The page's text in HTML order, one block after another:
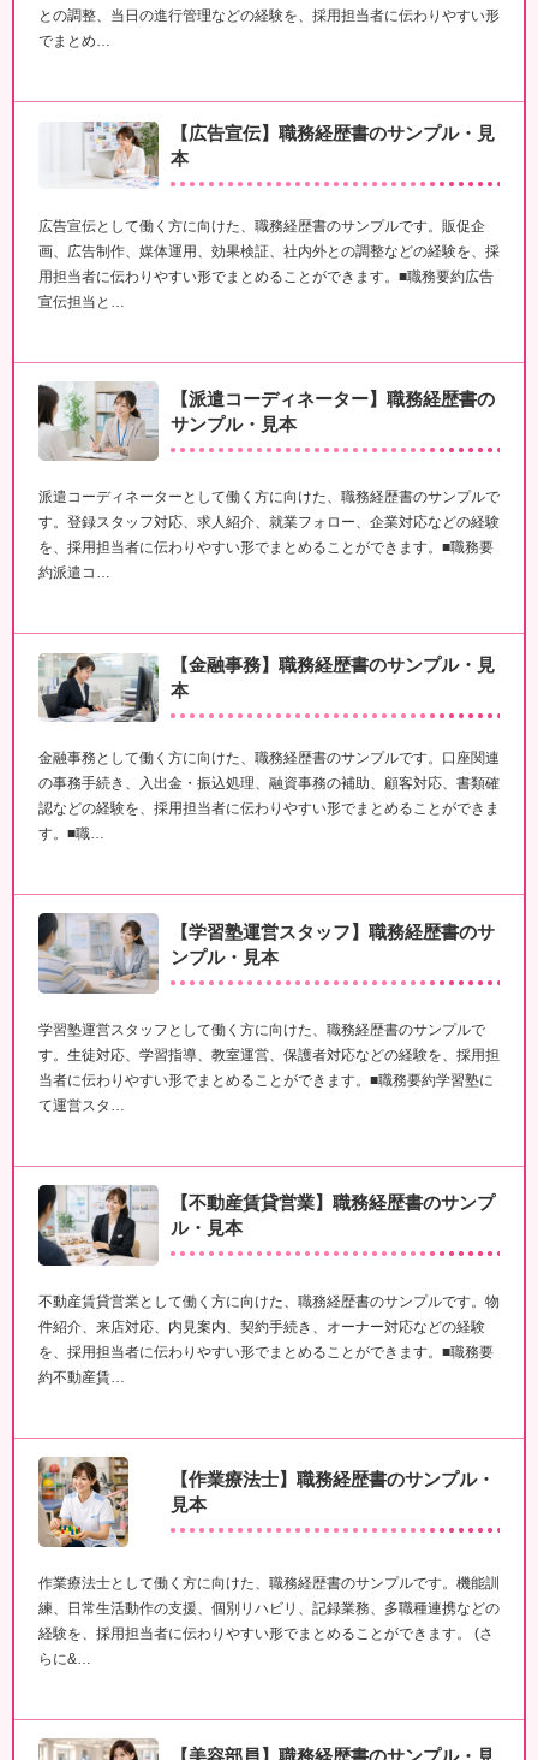
との調整、当日の進行管理などの経験を、採用担当者に伝わりやすい形
でまとめ…
【広告宣伝】職務経歴書のサンプル・見
本
広告宣伝として働く方に向けた、職務経歴書のサンプルです。販促企
画、広告制作、媒体運用、効果検証、社内外との調整などの経験を、採
用担当者に伝わりやすい形でまとめることができます。■職務要約広告
宣伝担当と…
【派遣コーディネーター】職務経歴書の
サンプル・見本
派遣コーディネーターとして働く方に向けた、職務経歴書のサンプルで
す。登録スタッフ対応、求人紹介、就業フォロー、企業対応などの経験
を、採用担当者に伝わりやすい形でまとめることができます。■職務要
約派遣コ…
【金融事務】職務経歴書のサンプル・見
本
金融事務として働く方に向けた、職務経歴書のサンプルです。口座関連
の事務手続き、入出金・振込処理、融資事務の補助、顧客対応、書類確
認などの経験を、採用担当者に伝わりやすい形でまとめることができま
す。■職…
【学習塾運営スタッフ】職務経歴書のサ
ンプル・見本
学習塾運営スタッフとして働く方に向けた、職務経歴書のサンプルで
す。生徒対応、学習指導、教室運営、保護者対応などの経験を、採用担
当者に伝わりやすい形でまとめることができます。■職務要約学習塾に
て運営スタ…
【不動産賃貸営業】職務経歴書のサンプ
ル・見本
不動産賃貸営業として働く方に向けた、職務経歴書のサンプルです。物
件紹介、来店対応、内見案内、契約手続き、オーナー対応などの経験
を、採用担当者に伝わりやすい形でまとめることができます。■職務要
約不動産賃…
【作業療法士】職務経歴書のサンプル・
見本
作業療法士として働く方に向けた、職務経歴書のサンプルです。機能訓
練、日常生活動作の支援、個別リハビリ、記録業務、多職種連携などの
経験を、採用担当者に伝わりやすい形でまとめることができます。 (さ
らに&…
【美容部員】職務経歴書のサンプル・見